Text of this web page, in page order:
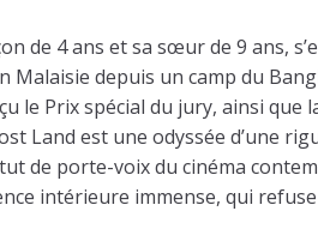
de 4 ans et sa sœur de 9 ans,
depuis un camp du
le Prix spécial du jury, ainsi
Land est une odyssée d’une
de porte-voix du cinéma
intérieure immense, qui